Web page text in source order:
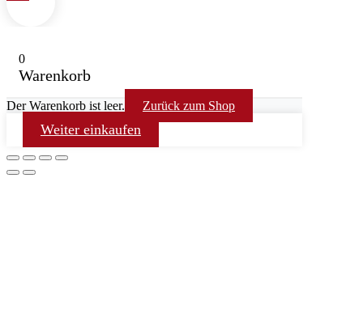
0
Warenkorb
Der Warenkorb ist leer. Zurück zum Shop
Weiter einkaufen